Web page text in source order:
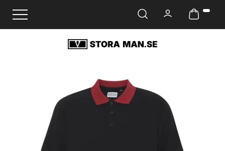
Ändra navigering